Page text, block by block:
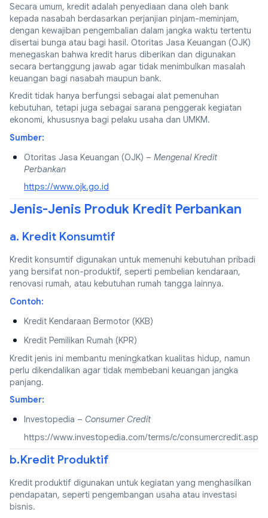
Secara umum, kredit adalah penyediaan dana oleh bank
kepada nasabah berdasarkan perjanjian pinjam-meminjam,
dengan kewajiban pengembalian dalam jangka waktu tertentu
disertai bunga atau bagi hasil. Otoritas Jasa Keuangan (OJK)
menegaskan bahwa kredit harus diberikan dan digunakan
secara bertanggung jawab agar tidak menimbulkan masalah
keuangan bagi nasabah maupun bank.
Kredit tidak hanya berfungsi sebagai alat pemenuhan
kebutuhan, tetapi juga sebagai sarana penggerak kegiatan
ekonomi, khususnya bagi pelaku usaha dan UMKM.
Sumber:
Otoritas Jasa Keuangan (OJK) – Mengenal Kredit
Perbankan
https://www.ojk.go.id
Jenis-Jenis Produk Kredit Perbankan
a. Kredit Konsumtif
Kredit konsumtif digunakan untuk memenuhi kebutuhan pribadi
yang bersifat non-produktif, seperti pembelian kendaraan,
renovasi rumah, atau kebutuhan rumah tangga lainnya.
Contoh:
Kredit Kendaraan Bermotor (KKB)
Kredit Pemilikan Rumah (KPR)
Kredit jenis ini membantu meningkatkan kualitas hidup, namun
perlu dikendalikan agar tidak membebani keuangan jangka
panjang.
Sumber:
Investopedia – Consumer Credit
https://www.investopedia.com/terms/c/consumercredit.asp
b.Kredit Produktif
Kredit produktif digunakan untuk kegiatan yang menghasilkan
pendapatan, seperti pengembangan usaha atau investasi
bisnis.